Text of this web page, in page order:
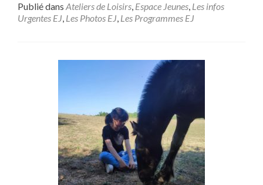
plus
surDu
les
10-
17
ans
Publié dans Ateliers de Loisirs, Espace Jeunes, Les infos
Urgentes EJ, Les Photos EJ, Les Programmes EJ